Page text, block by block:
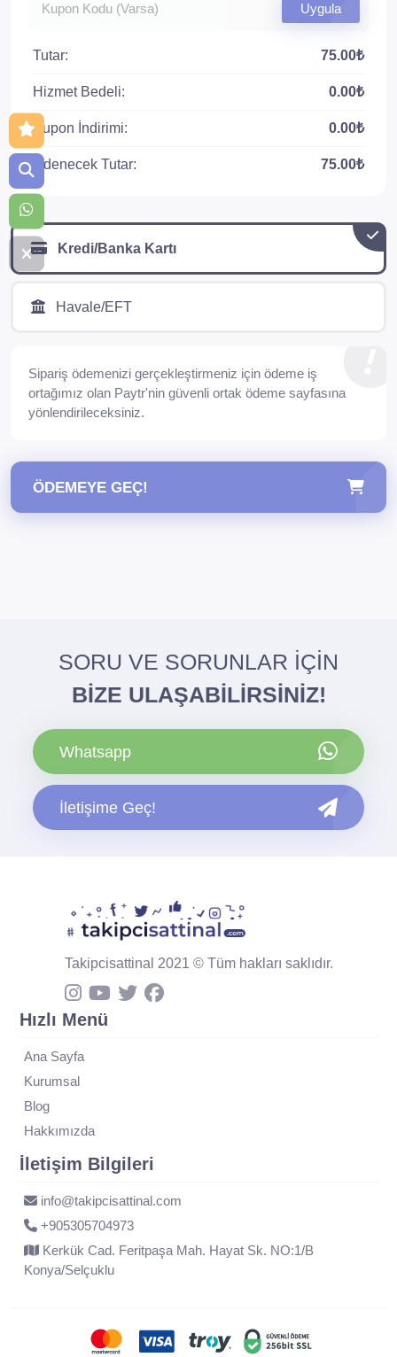
Uygula
Tutar: 75.00₺
Hizmet Bedeli: 0.00₺
Kupon İndirimi: 0.00₺
Ödenecek Tutar: 75.00₺
Kredi/Banka Kartı
Havale/EFT
Sipariş ödemenizi gerçekleştirmeniz için ödeme iş
ortağımız olan Paytr'nin güvenli ortak ödeme sayfasına
yönlendirileceksiniz.
ÖDEMEYE GEÇ!
SORU VE SORUNLAR İÇİN
BİZE ULAŞABİLİRSİNİZ!
Whatsapp
İletişime Geç!
Takipcisattinal 2021 © Tüm hakları saklıdır.
Hızlı Menü
Ana Sayfa
Kurumsal
Blog
Hakkımızda
İletişim Bilgileri
info@takipcisattinal.com
+905305704973
Kerkük Cad. Feritpaşa Mah. Hayat Sk. NO:1/B
Konya/Selçuklu